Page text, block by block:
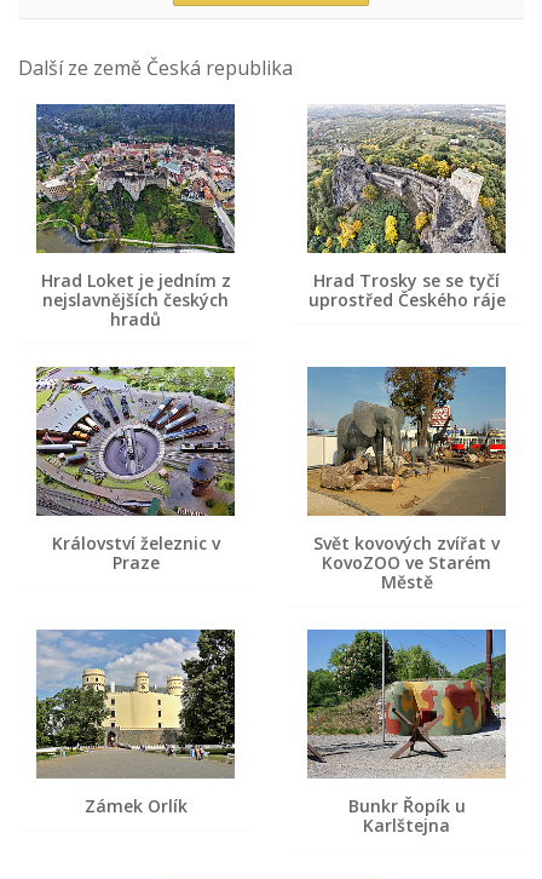
Další ze země Česká republika
Hrad Loket je jedním z
nejslavnějších českých
hradů
Hrad Trosky se se tyčí
uprostřed Českého ráje
Království železnic v
Praze
Svět kovových zvířat v
KovoZOO ve Starém
Městě
Zámek Orlík
Bunkr Řopík u
Karlštejna